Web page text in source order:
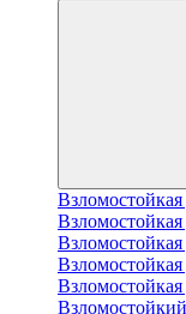
Взломостойкая
Взломостойкая
Взломостойкая
Взломостойкая